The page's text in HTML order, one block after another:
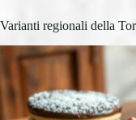
Varianti regionali della